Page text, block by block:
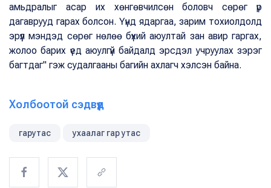
амьдралыг асар их хөнгөвчилсөн боловч сөрөг үр
дагаврууд гарах болсон. Үүнд ядаргаа, зарим тохиолдолд
эрүүл мэндэд сөрөг нөлөө бүхий аюултай зан авир гаргах,
жолоо барих үед аюулгүй байдалд эрсдэл учруулах зэрэг
багтдаг" гэж судалгааны багийн ахлагч хэлсэн байна.
Холбоотой сэдвүүд
гарутас ухаалаг гар утас